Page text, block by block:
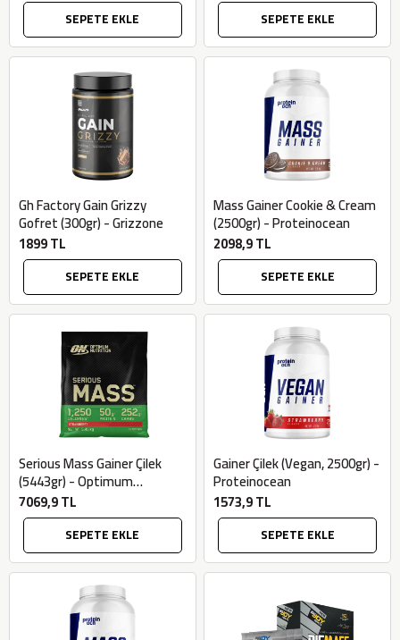
SEPETE EKLE SEPETE EKLE
Gh Factory Gain Grizzy
Gofret (300gr) - Grizzone
1899 TL
SEPETE EKLE
Mass Gainer Cookie & Cream
(2500gr) - Proteinocean
2098,9 TL
SEPETE EKLE
Serious Mass Gainer Çilek
(5443gr) - Optimum
Nutrition
7069,9 TL
SEPETE EKLE
Gainer Çilek (Vegan, 2500gr) -
Proteinocean
1573,9 TL
SEPETE EKLE